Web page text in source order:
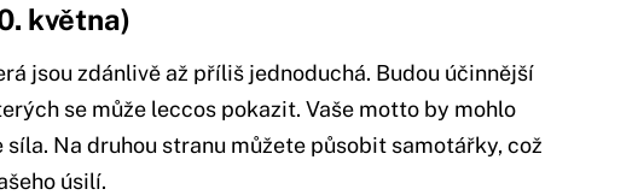
května)
jsou zdánlivě až příliš jednoduchá. Budou účinnější
se může leccos pokazit. Vaše motto by mohlo
Na druhou stranu můžete působit samotářky, což
úsilí.